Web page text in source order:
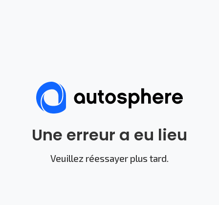
Une erreur a eu lieu
Veuillez réessayer plus tard.